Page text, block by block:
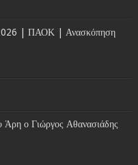
| ΠΑΟΚ | Ανασκόπηση
ο Γιώργος Αθανασιάδης